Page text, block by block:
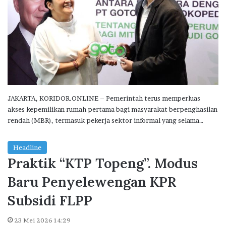
JAKARTA, KORIDOR.ONLINE – Pemerintah terus memperluas
akses kepemilikan rumah pertama bagi masyarakat berpenghasilan
rendah (MBR), termasuk pekerja sektor informal yang selama…
Headline
Praktik “KTP Topeng”. Modus
Baru Penyelewengan KPR
Subsidi FLPP
23 Mei 2026 14:29